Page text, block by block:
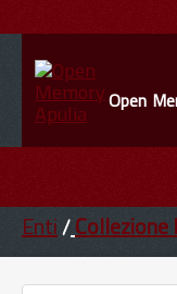
Open
ENTI
INFORMAZIONI
Enti Collezione